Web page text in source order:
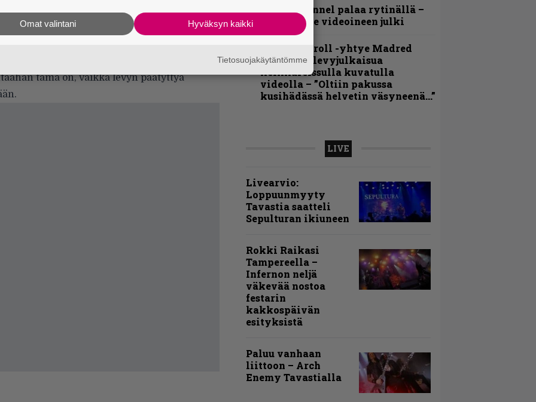
täysin perusaineista kasatun tyylin,
kopioivan ketään. Mikäli tähän
juttusi, arvosanaan voi heittää kevyesti
tämä on, vaikka levyn päätyttyä
Blind Channel palaa rytinällä –
tuplasingle videoineen julki
Thrash ’n’ roll -yhtye Madred
ryydittää levyjulkaisua
keikkareissulla kuvatulla
videolla – ”Oltiin pakussa
kusihädässä helvetin väsyneenä…”
LIVE
Livearvio:
Loppuunmyyty
Tavastia saatteli
Sepulturan ikiuneen
Rokki Raikasi
Tampereella –
Infernon neljä
väkevää nostoa
festarin
kakkospäivän
esityksistä
Paluu vanhaan
liittoon – Arch
Enemy Tavastialla
Hyväksyn kaikki
Omat valintani
Tietosuojakäytäntömme